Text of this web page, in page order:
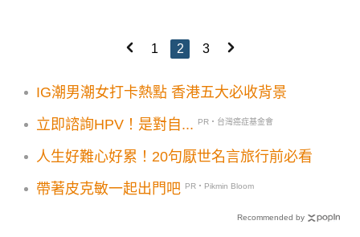
1 2 3
IG潮男潮女打卡熱點 香港五大必收背景
立即諮詢HPV！是對自...
PR・台灣癌症基金會
人生好難心好累！20句厭世名言旅行前必看
帶著皮克敏一起出門吧
PR・Pikmin Bloom
Recommended by